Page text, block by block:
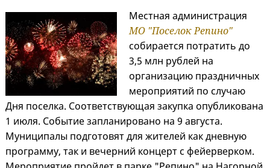
Местная администрация
МО "Поселок Репино"
собирается потратить до
3,5 млн рублей на
организацию праздничных
мероприятий по случаю
Дня поселка. Соответствующая закупка опубликована
1 июля. Событие запланировано на 9 августа.
Муниципалы подготовят для жителей как дневную
программу, так и вечерний концерт с фейерверком.